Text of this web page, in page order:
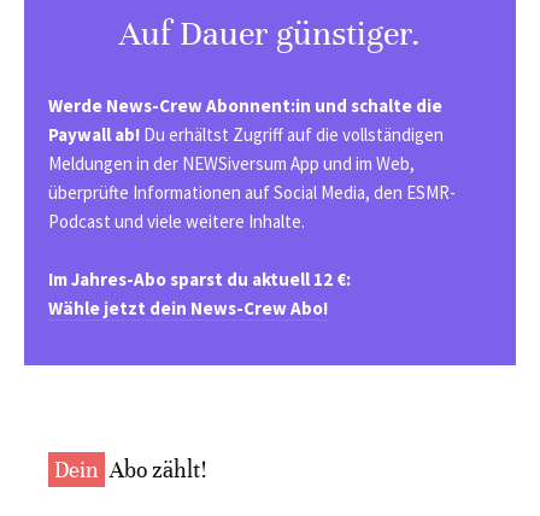
Auf Dauer günstiger.
Werde News-Crew Abonnent:in und schalte die
Paywall ab! Du erhältst Zugriff auf die vollständigen
Meldungen in der NEWSiversum App und im Web,
überprüfte Informationen auf Social Media, den ESMR-
Podcast und viele weitere Inhalte.
Im Jahres-Abo sparst du aktuell 12 €:
Wähle jetzt dein News-Crew Abo!
Dein Abo zählt!